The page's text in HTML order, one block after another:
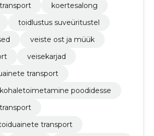
koertesalong
toidlustus suveüritustel
veiste ost ja müük
veisekarjad
transport
poodidesse
transport